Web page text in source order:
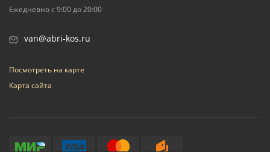
Ежедневно с 9:00 до 20:00
van@abri-kos.ru
Посмотреть на карте
Карта сайта